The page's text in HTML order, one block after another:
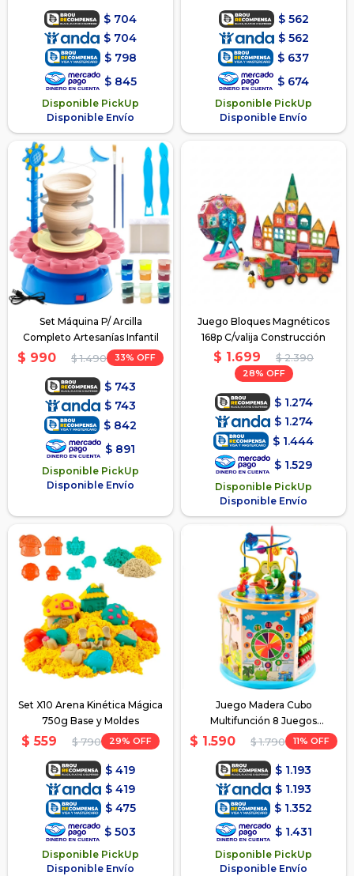
$ 704
$ 704
$ 798
$ 845
Disponible PickUp
Disponible Envío
$ 562
$ 562
$ 637
$ 674
Disponible PickUp
Disponible Envío
Set Máquina P/ Arcilla
Completo Artesanías Infantil
$ 990 $ 1.490 33
$ 743
$ 743
$ 842
$ 891
Disponible PickUp
Disponible Envío
Juego Bloques Magnéticos
168p C/valija Construcción
$ 1.699 $ 2.390
28
$ 1.274
$ 1.274
$ 1.444
$ 1.529
Disponible PickUp
Disponible Envío
Set X10 Arena Kinética Mágica
750g Base y Moldes
$ 559 $ 790 29
$ 419
$ 419
$ 475
$ 503
Disponible PickUp
Disponible Envío
Juego Madera Cubo
Multifunción 8 Juegos
Didáctico
$ 1.590 $ 1.790 11
$ 1.193
$ 1.193
$ 1.352
$ 1.431
Disponible PickUp
Disponible Envío